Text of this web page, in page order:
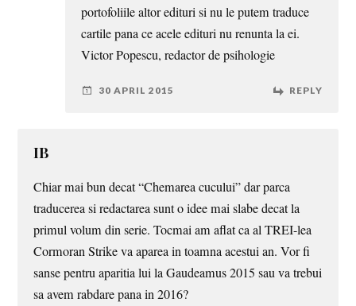
portofoliile altor edituri si nu le putem traduce
cartile pana ce acele edituri nu renunta la ei.
Victor Popescu, redactor de psihologie
30 APRIL 2015 REPLY
IB
Chiar mai bun decat “Chemarea cucului” dar parca
traducerea si redactarea sunt o idee mai slabe decat la
primul volum din serie. Tocmai am aflat ca al TREI-lea
Cormoran Strike va aparea in toamna acestui an. Vor fi
sanse pentru aparitia lui la Gaudeamus 2015 sau va trebui
sa avem rabdare pana in 2016?